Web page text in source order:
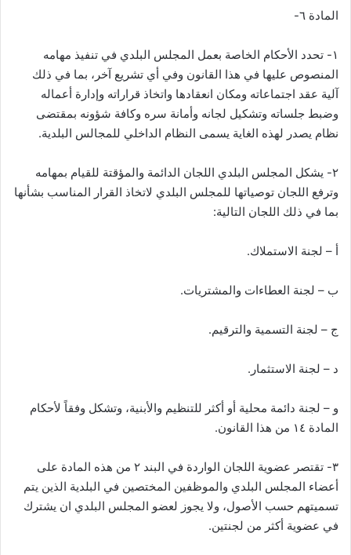
المادة ٦-
١- تحدد الأحكام الخاصة بعمل المجلس البلدي في تنفيذ مهامه
المنصوص عليها في هذا القانون وفي أي تشريع آخر، بما في ذلك
آلية عقد اجتماعاته ومكان انعقادها واتخاذ قراراته وإدارة أعماله
وضبط جلساته وتشكيل لجانه وأمانة سره وكافة شؤونه بمقتضى
نظام يصدر لهذه الغاية يسمى النظام الداخلي للمجالس البلدية.
٢- يشكل المجلس البلدي اللجان الدائمة والمؤقتة للقيام بمهامه
وترفع اللجان توصياتها للمجلس البلدي لاتخاذ القرار المناسب بشأنها
بما في ذلك اللجان التالية:
أ – لجنة الاستملاك.
ب – لجنة العطاءات والمشتريات.
ج – لجنة التسمية والترقيم.
د – لجنة الاستثمار.
و – لجنة دائمة محلية أو أكثر للتنظيم والأبنية، وتشكل وفقاً لأحكام
المادة ١٤ من هذا القانون.
٣- تقتصر عضوية اللجان الواردة في البند ٢ من هذه المادة على
أعضاء المجلس البلدي والموظفين المختصين في البلدية الذين يتم
تسميتهم حسب الأصول، ولا يجوز لعضو المجلس البلدي ان يشترك
في عضوية أكثر من لجنتين.